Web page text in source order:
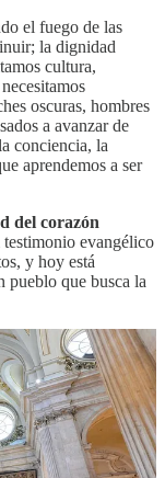
el fuego de las
la dignidad
cultura,
oscuras, hombres
a avanzar de
conciencia, la
aprendemos a ser
del corazón
evangélico
y hoy está
pueblo que busca la